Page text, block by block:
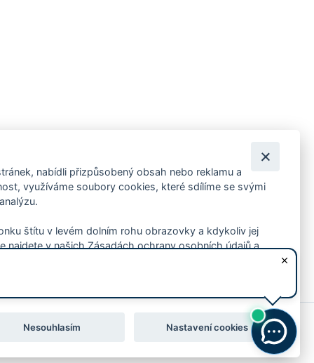
pozvánky na kulturní a sportovní akce?
nabídli přizpůsobený obsah nebo reklamu a
využíváme soubory cookies, které sdílíme se svými
štítu v levém dolním rohu obrazovky a kdykoliv jej
najdete v našich Zásadách ochrany osobních údajů a
Nesouhlasím Nastavení cookies